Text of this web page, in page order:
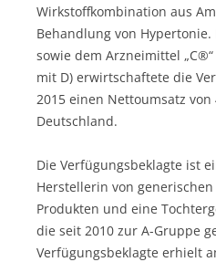
Wirkstoffkombination aus
Behandlung von
sowie dem Arzneimittel
mit D) erwirtschaftete die
2015 einen Nettoumsatz von
Deutschland.
Die Verfügungsbeklagte ist
Herstellerin von
Produkten und eine
die seit 2010 zur A-Gruppe
Verfügungsbeklagte erhielt